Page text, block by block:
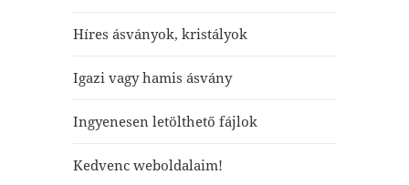
Híres ásványok, kristályok
Igazi vagy hamis ásvány
Ingyenesen letölthető fájlok
Kedvenc weboldalaim!